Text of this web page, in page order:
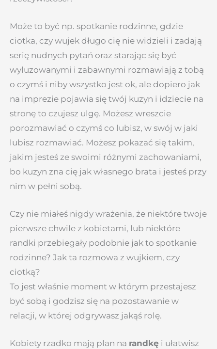
Może to być np. spotkanie rodzinne, gdzie
ciotka, czy wujek długo cię nie widzieli i zadają
serię nudnych pytań oraz starając się być
wyluzowanymi i zabawnymi rozmawiają z tobą
o czymś i niby wszystko jest ok, ale dopiero jak
na imprezie pojawia się twój kuzyn i idziecie na
stronę to czujesz ulgę. Możesz wreszcie
porozmawiać o czymś co lubisz, w swój w jaki
lubisz rozmawiać. Możesz pokazać się takim,
jakim jesteś ze swoimi różnymi zachowaniami,
bo kuzyn zna cię jak własnego brata i jesteś przy
nim w pełni sobą.
Czy nie miałeś nigdy wrażenia, że niektóre twoje
pierwsze chwile z kobietami, lub niektóre
randki przebiegały podobnie jak to spotkanie
rodzinne? Jak ta rozmowa z wujkiem, czy
ciotką?
To jest właśnie moment w którym przestajesz
być sobą i godzisz się na pozostawanie w
relacji, w której odgrywasz jakąś rolę.
Kobiety rzadko mają plan na randkę i ułatwisz